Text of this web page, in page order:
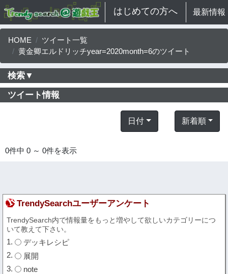
はじめての方へ 最新情報
HOME
ツイート一覧
黄金卿エルドリッチyear=2020month=6のツイート
TrendySearchユーザーアンケート
TrendySearch内で情報量をもっと増やして欲しいカテゴリーにつ
いて教えて下さい。
デッキレシピ
展開
note
検索▼
ツイート情報
日付 新着順
0件中 0 ～ 0件を表示